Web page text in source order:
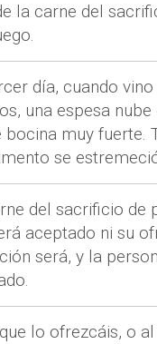
la carne del
día, cuando
una espesa
bocina muy fuerte.
se
del sacrificio de
aceptado ni su
será, y la
lo ofrezcáis, o